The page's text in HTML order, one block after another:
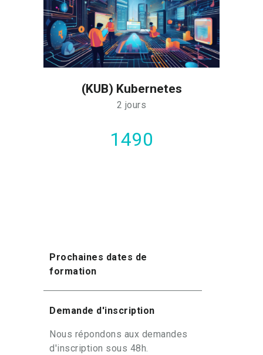
(KUB) Kubernetes
2 jours
1490
Prochaines dates de
formation
Demande d'inscription
Nous répondons aux demandes
d'inscription sous 48h.